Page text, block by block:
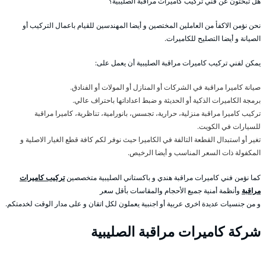
نحن نؤمن الاكفأ من العاملين المختصين و أيضا المهندسين للقيام باعمال التركيب أو
الصيانة و أيضا التصليح للكاميرات.
يمكن لفني تركيب كاميرات مراقبة الصليبية أن يعمل على:
صيانة كاميرا مراقبة في الشركات أو المنازل أو المولات أو الفنادق.
برمجة الكاميرات الذكية أو الحديثة و ضبط اعداداتها باحتراف عالي.
تركيب كاميرا مراقبة منزلية، حرارية، تجسس، بانورامية، تناظرية، كاميرا مراقبة
للسيارات في الكويت.
تغير أو استبدال القطعة التالفة في الكاميرا حيث نوفر لكم كافة قطع الغيار الاصلية و
المكفولة ذات السعر المناسب و أيضا الرخيص.
كما نؤمن فني كاميرات مراقبة هندي و باكستاني الصليبية متخصصينتركيب كاميرات
مراقبة وأنظمة أمنية جميع الأحجام والمقاسات بأقل سعر
و من جنسيات عديدة اخرى عربية أو اجنبية يعملون لكل اتقان و على مدار الوقت لخدمتكم.
شركة كاميرات مراقبة الصليبية